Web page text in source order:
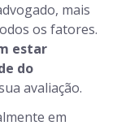
mais
os fatores.
estar
do
avaliação.
em